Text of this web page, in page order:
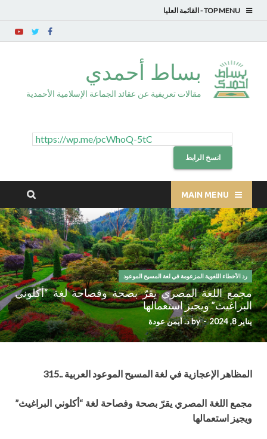
TOP MENU
بساط أحمدي
مقالات تعريفية عن عقائد الجماعة الإسلامية الأحمدية
انسخ الرابط
MAIN MENU
رد الأخطاء اللغوية المزعومة في لغة المسيح الموعود
مجمع اللغة المصري يقرّ بصحة وفصاحة لغة “أكلوني
البراغيث” ويجيز استعمالها
يناير 8, 2024 -
byد. أيمن عودة
المظاهر الإعجازية في لغة المسيح الموعود العربية ..315
مجمع اللغة المصري يقرّ بصحة وفصاحة لغة “أكلوني البراغيث”
ويجيز استعمالها